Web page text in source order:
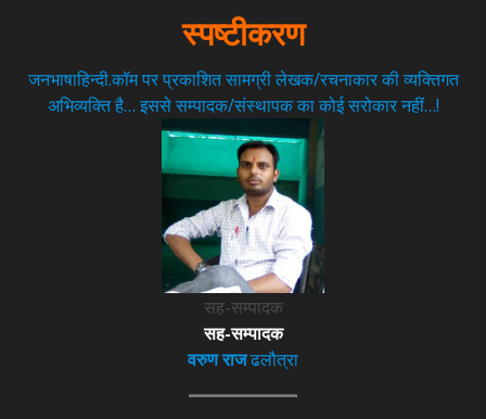
स्पष्टीकरण
जनभाषाहिन्दी.कॉम पर प्रकाशित सामग्री लेखक/रचनाकार की व्यक्तिगत
अभिव्यक्ति है… इससे सम्पादक/संस्थापक का कोई सरोकार नहीं…!
सह-सम्पादक
सह-सम्पादक
वरुण राजढलौत्रा